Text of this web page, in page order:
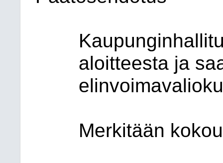
aloitteesta ja
Merkitään